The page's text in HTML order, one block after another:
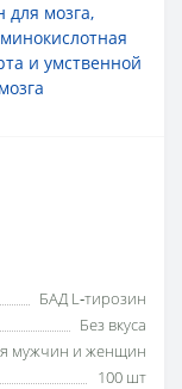
для мозга,
и умственной
БАД L‑тирозин
Без вкуса
мужчин и женщин
100 шт